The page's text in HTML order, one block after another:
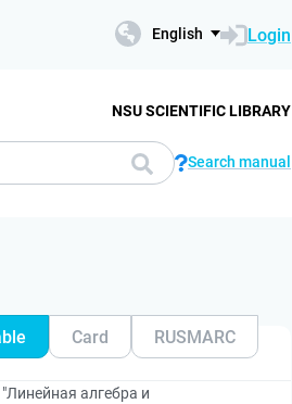
English Login
NSU SCIENTIFIC LIBRARY
Search manual
Card RUSMARC
алгебра и